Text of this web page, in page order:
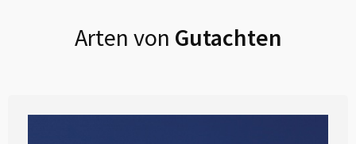
Arten von Gutachten